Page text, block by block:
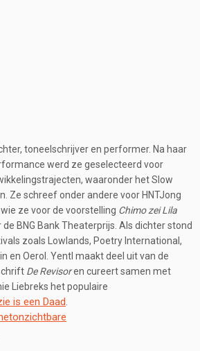
toneelschrijver en performer. Na haar
werd ze geselecteerd voor
waaronder het Slow
Ze schreef onder andere voor HNTJong
ze voor de voorstelling Chimo zei Lila
BNG Bank Theaterprijs. Als dichter stond
zoals Lowlands, Poetry International,
en Oerol. Yentl maakt deel uit van de
De Revisoren cureert samen met
Liebreks het populaire
is een Daad